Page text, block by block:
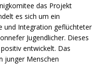
das Projekt
es sich um ein
und Integration geflüchteter
Jugendlicher. Dieses
entwickelt. Das
junger Menschen